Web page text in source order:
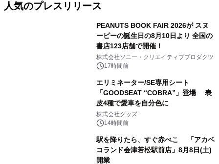
人気のプレスリリース
PEANUTS BOOK FAIR 2026が スヌ
ーピーの誕生日の8月10日より 全国の
書店123店舗で開催！
株式会社ソニー・クリエイティブプロダクツ
17時間前
エリミネーター/SE専用シート
「GOODSEAT “COBRA”」登場 表
皮4種で愛車を自分色に
株式会社グッズ
14時間前
駅を降りたら、すぐ赤べこ 「アカベ
コランド会津若松駅前店」8月8日(土)
開業